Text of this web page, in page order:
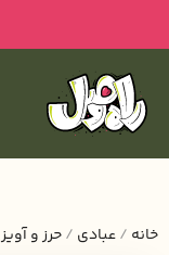
خانه /عبادی /حرز و آویز